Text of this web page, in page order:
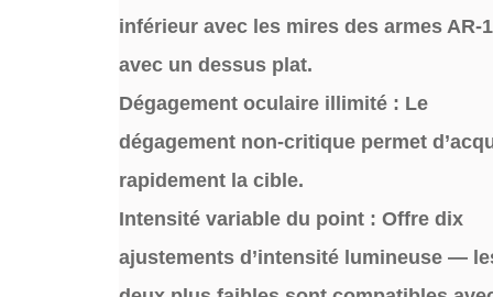
inférieur avec les mires des armes AR-
avec un dessus plat.
Dégagement oculaire illimité : Le
dégagement non-critique permet
rapidement la cible.
Intensité variable du point : Offre dix
ajustements d’intensité lumineuse —